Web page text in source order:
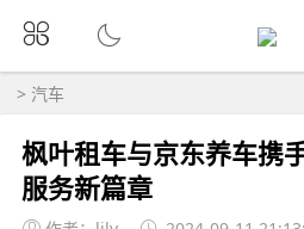
> 汽车
枫叶租车与京东养车携
服务新篇章